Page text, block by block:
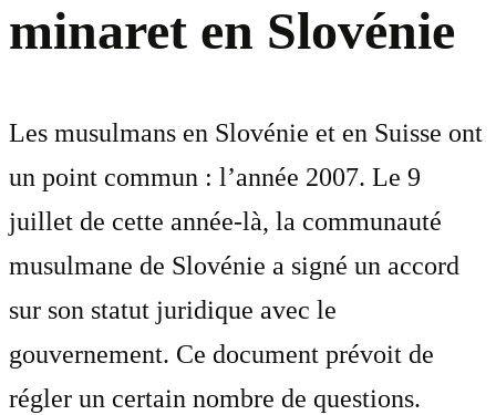
minaret en Slovénie
Les musulmans en Slovénie et en Suisse ont
un point commun : l’année 2007. Le 9
juillet de cette année-là, la communauté
musulmane de Slovénie a signé un accord
sur son statut juridique avec le
gouvernement. Ce document prévoit de
régler un certain nombre de questions.